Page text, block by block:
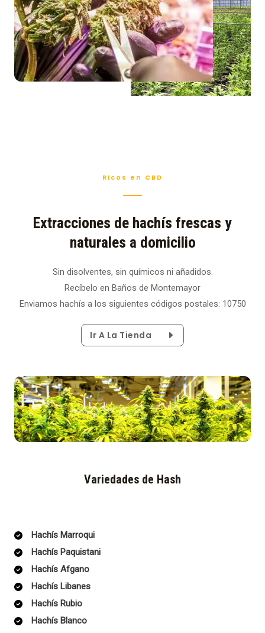
Ricos en CBD
Extracciones de hachís frescas y
naturales a domicilio
Sin disolventes, sin químicos ni añadidos.
Recíbelo en Baños de Montemayor
Enviamos hachís a los siguientes códigos postales: 10750
Ir A La Tienda
Variedades de Hash
Hachís Marroqui
Hachís Paquistani
Hachís Afgano
Hachís Libanes
Hachís Rubio
Hachís Blanco